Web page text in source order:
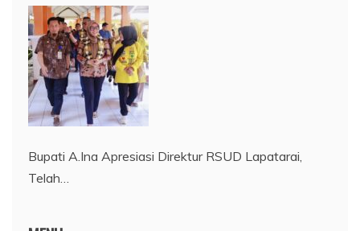
Bupati A.Ina Apresiasi Direktur RSUD Lapatarai,
Telah…